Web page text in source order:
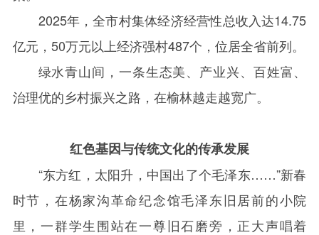
2025年，全市村集体经济经营性总收入达14.75
亿元， 50万元以上经济强村487个，位居全省前列。
绿水青山间，一条生态美、产业兴、百姓富、
治理优的乡村振兴之路，在榆林越走越宽广。
红色基因与传统文化的传承发展
“东方红，太阳升，中国出了个毛泽东……”新春
时节，在杨家沟革命纪念馆毛泽东旧居前的小院
里，一群学生围站在一尊旧石磨旁，正大声唱着